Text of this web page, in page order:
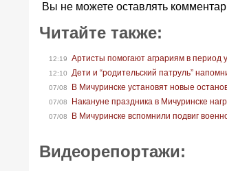
Вы не можете оставлять
Читайте также:
12:19 Артисты помогают аграриям в период
12:10 Дети и “родительский патруль”
07/08 В Мичуринске установят новые
07/08 Накануне праздника в Мичуринске
07/08 В Мичуринске вспомнили подвиг
Видеорепортажи: